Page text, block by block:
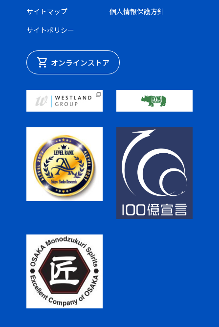
サイトマップ
個人情報保護方針
サイトポリシー
shopping_cart オンラインストア